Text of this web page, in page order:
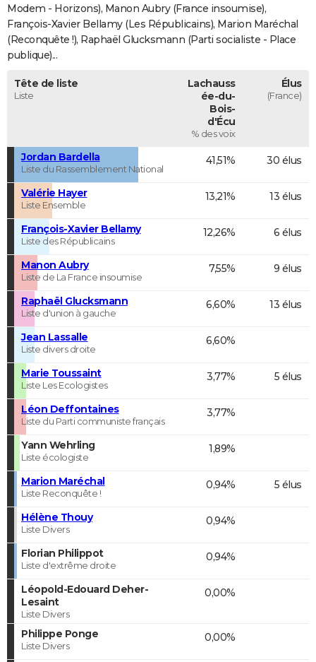
Modem - Horizons), Manon Aubry (France insoumise),
François-Xavier Bellamy (Les Républicains), Marion Maréchal
(Reconquête !), Raphaël Glucksmann (Parti socialiste - Place
publique)...
Tête de liste
Liste
Lachauss
ée-du-
Bois-
d'Écu
% des voix
Élus
(France)
Jordan Bardella
Liste du Rassemblement National
41,51% 30 élus
Valérie Hayer
Liste Ensemble
13,21% 13 élus
François-Xavier Bellamy
Liste des Républicains
12,26% 6 élus
Manon Aubry
Liste de La France insoumise
7,55% 9 élus
Raphaël Glucksmann
Liste d'union à gauche
6,60% 13 élus
Jean Lassalle
Liste divers droite
6,60%
Marie Toussaint
Liste Les Ecologistes
3,77% 5 élus
Léon Deffontaines
Liste du Parti communiste français
3,77%
Yann Wehrling
Liste écologiste
1,89%
Marion Maréchal
Liste Reconquête !
0,94% 5 élus
Hélène Thouy
Liste Divers
0,94%
Florian Philippot
Liste d'extrême droite
0,94%
Léopold-Edouard Deher-
Lesaint
Liste Divers
0,00%
Philippe Ponge
Liste Divers
0,00%